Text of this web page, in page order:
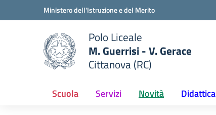
Vai ai contenuti
Vai al menu di navigazioneMinistero dell'Istruzione e del Merito
scuola
Polo Liceale
M. Guerrisi - V. Gerace
Cittanova (RC)
Scuola Servizi Novità Didattica